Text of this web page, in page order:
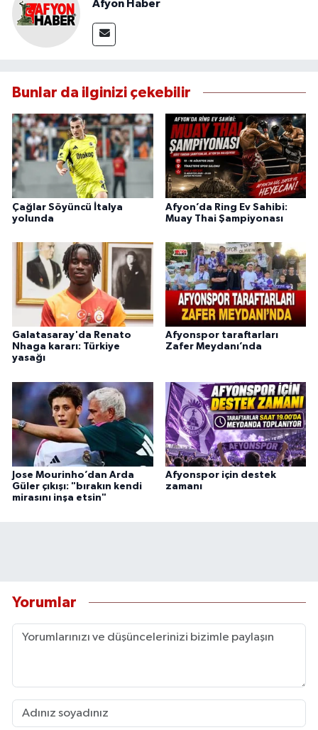
Afyon Haber
Bunlar da ilginizi çekebilir
Çağlar Söyüncü İtalya
yolunda
Afyon’da Ring Ev Sahibi:
Muay Thai Şampiyonası
Galatasaray'da Renato
Nhaga kararı: Türkiye
yasağı
Afyonspor taraftarları
Zafer Meydanı’nda
Jose Mourinho’dan Arda
Güler çıkışı: "bırakın kendi
mirasını inşa etsin"
Afyonspor için destek
zamanı
Yorumlar